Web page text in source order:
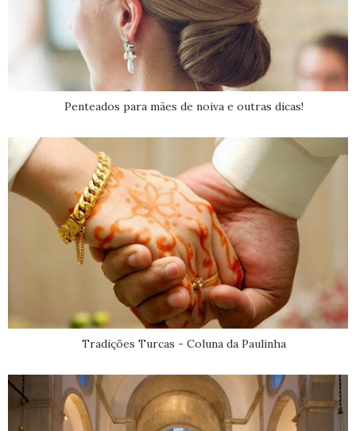
Penteados para mães de noiva e outras dicas!
Tradições Turcas - Coluna da Paulinha